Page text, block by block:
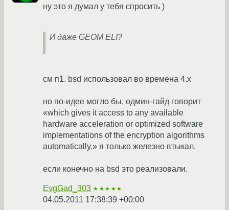
ну это я думал у тебя спросить )
И даже GEOM ELI?
см п1. bsd использовал во времена 4.x
но по-идее могло бы, одмин-гайд говорит
«which gives it access to any available
hardware acceleration or optimized software
implementations of the encryption algorithms
automatically.» я только железно втыкал.
если конечно на bsd это реализовали.
EvgGad_303 ★★★★★
04.05.2011 17:38:39 +00:00